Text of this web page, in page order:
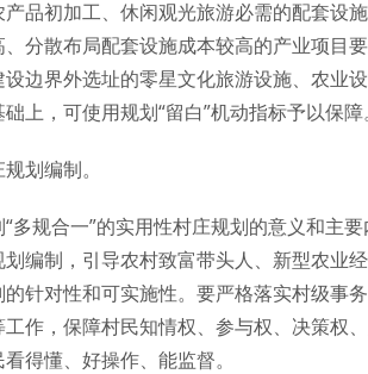
品初加工、休闲观光旅游必需的配套设
分散布局配套设施成本较高的产业项目
边界外选址的零星文化旅游设施、农业
上，可使用规划“留白”机动指标予以保障。
划编制。
多规合一”的实用性村庄规划的意义和主
编制，引导农村致富带头人、新型农业
针对性和可实施性。要严格落实村级事
作，保障村民知情权、参与权、决策权
得懂、好操作、能监督。